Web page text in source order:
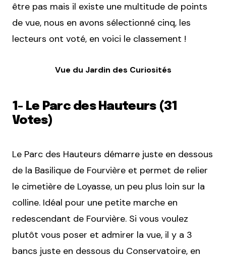
être pas mais il existe une multitude de points
de vue, nous en avons sélectionné cinq, les
lecteurs ont voté, en voici le classement !
Vue du Jardin des Curiosités
1- Le Parc des Hauteurs (31
Votes)
Le Parc des Hauteurs démarre juste en dessous
de la Basilique de Fourvière et permet de relier
le cimetière de Loyasse, un peu plus loin sur la
colline. Idéal pour une petite marche en
redescendant de Fourvière. Si vous voulez
plutôt vous poser et admirer la vue, il y a 3
bancs juste en dessous du Conservatoire, en